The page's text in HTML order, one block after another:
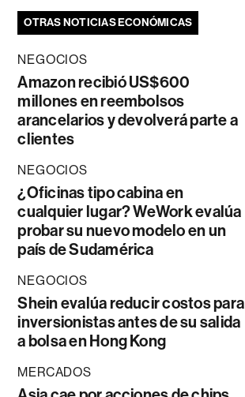
OTRAS NOTICIAS ECONÓMICAS
NEGOCIOS
Amazon recibió US$600
millones en reembolsos
arancelarios y devolverá parte a
clientes
NEGOCIOS
¿Oficinas tipo cabina en
cualquier lugar? WeWork evalúa
probar su nuevo modelo en un
país de Sudamérica
NEGOCIOS
Shein evalúa reducir costos para
inversionistas antes de su salida
a bolsa en Hong Kong
MERCADOS